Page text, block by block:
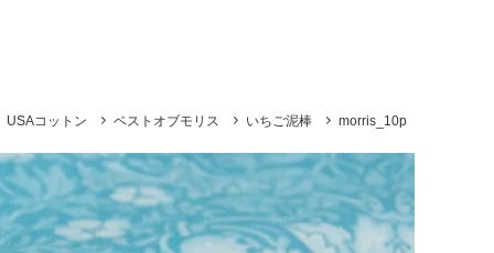
USAコットン ベストオブモリス いちご泥棒 morris_10p